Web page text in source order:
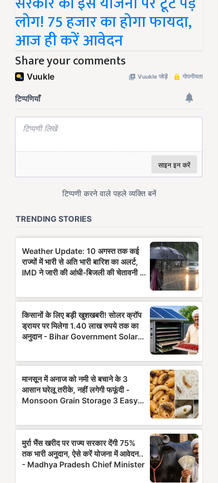
लोग! 75 हजार का होगा फायदा,
आज ही करें आवेदन
Share your comments